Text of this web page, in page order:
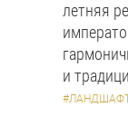
летняя
и